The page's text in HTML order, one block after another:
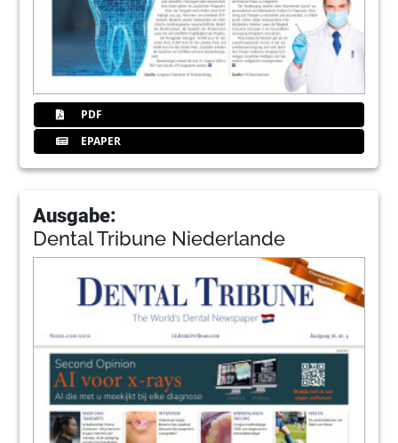
PDF
EPAPER
Ausgabe:
Dental Tribune Niederlande